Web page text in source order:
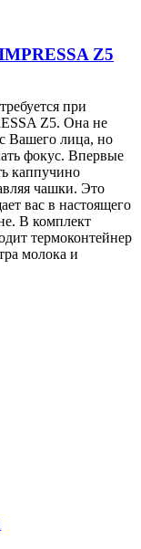
Z5
при
Z5. Она не
Вашего лица, но
фокус. Впервые
каппучино
чашки. Это
вас в настоящего
В комплект
термоконтейнер
молока и